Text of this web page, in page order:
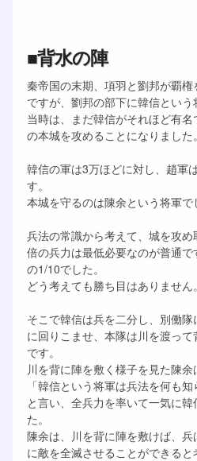
■背水の陣
秦帝国の末期、項羽と劉邦が覇
ですが、劉邦の部下に韓信という
当時は、まだ韓信がそれほど有
の本城を攻めることになりました。
韓信の軍は3万ほどに対し、趙軍
す。
本城を守るのは陳余という将軍で
兵法の常識から考えて、城を攻
倍の兵力は最低必要なのが普通
の1/10でした。
どう考えても勝ち目はありません。
そこで韓信は兵を二分し、別働
に回りこませ、本隊は川を渡っ
です。
川を背に陣を敷く様子を見た陳余
「韓信という将軍は兵法を何も知
と言い、全兵力を率いて一気に
た。
陳余は、川を背に陣を敷けば、
に敵を全滅させることができると